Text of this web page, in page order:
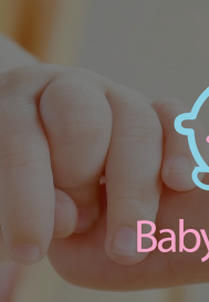
naar
de
inhoud